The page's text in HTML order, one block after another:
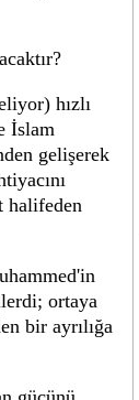
hızlı
İslam
gelişerek
halifeden
ortaya
bir ayrılığa